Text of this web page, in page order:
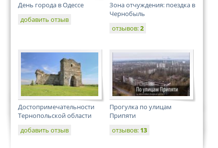
День города в Одессе
добавить отзыв
Зона отчуждения: поездка в
Чернобыль
отзывов:2
Достопримечательности
Тернопольской области
добавить отзыв
Прогулка по улицам
Припяти
отзывов: 13